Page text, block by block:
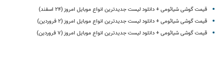
قیمت گوشی‌ شیائومی + دانلود لیست جدیدترین انواع موبایل امروز (۲۴ اسفند)
قیمت گوشی‌ شیائومی + دانلود لیست جدیدترین انواع موبایل امروز (۲ فروردین)
قیمت گوشی‌ شیائومی + دانلود لیست جدیدترین انواع موبایل امروز (۷ فروردین)